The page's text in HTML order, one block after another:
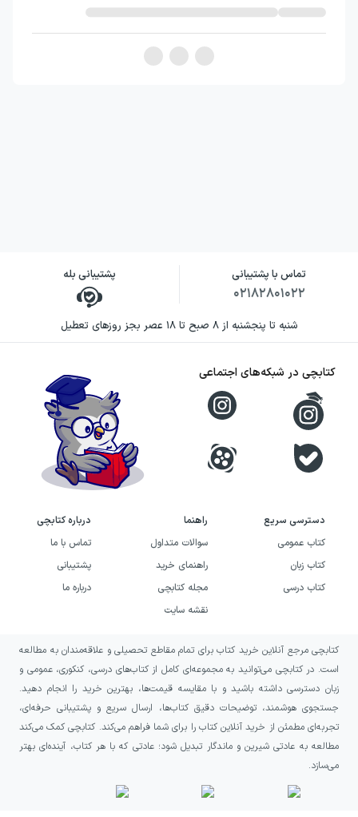
تماس با پشتیبانی
۰۲۱۸۲۸۰۱۰۲۲
پشتیبانی بله
شنبه تا پنجشنبه از ۸ صبح تا ۱۸ عصر بجز روزهای تعطیل
دسترسی سریع
کتاب عمومی
کتاب زبان
کتاب درسی
راهنما
سوالات متداول
راهنمای خرید
مجله کتابچی
نقشه سایت
درباره کتابچی
تماس با ما
پشتیبانی
درباره ما
کتابچی در شبکه‌های اجتماعی
کتابچی مرجع آنلاین خرید کتاب برای تمام مقاطع تحصیلی و علاقه‌مندان به مطالعه
است. در کتابچی می‌توانید به مجموعه‌ای کامل از کتاب‌های درسی، کنکوری، عمومی و
زبان دسترسی داشته باشید و با مقایسه قیمت‌ها، بهترین خرید را انجام دهید.
جستجوی هوشمند، توضیحات دقیق کتاب‌ها، ارسال سریع و پشتیبانی حرفه‌ای،
تجربه‌ای مطمئن از خرید آنلاین کتاب را برای شما فراهم می‌کند. کتابچی کمک می‌کند
مطالعه به عادتی شیرین و ماندگار تبدیل شود؛ عادتی که با هر کتاب، آینده‌ای بهتر
می‌سازد.